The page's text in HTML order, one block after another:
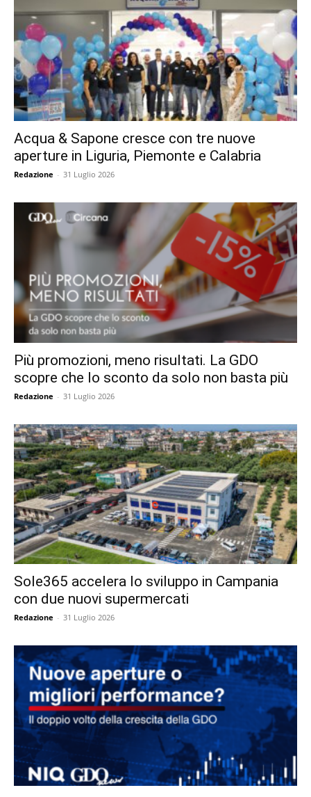
Acqua & Sapone cresce con tre nuove
aperture in Liguria, Piemonte e Calabria
Redazione - 31 Luglio 2026
Più promozioni, meno risultati. La GDO
scopre che lo sconto da solo non basta più
Redazione - 31 Luglio 2026
Sole365 accelera lo sviluppo in Campania
con due nuovi supermercati
Redazione - 31 Luglio 2026